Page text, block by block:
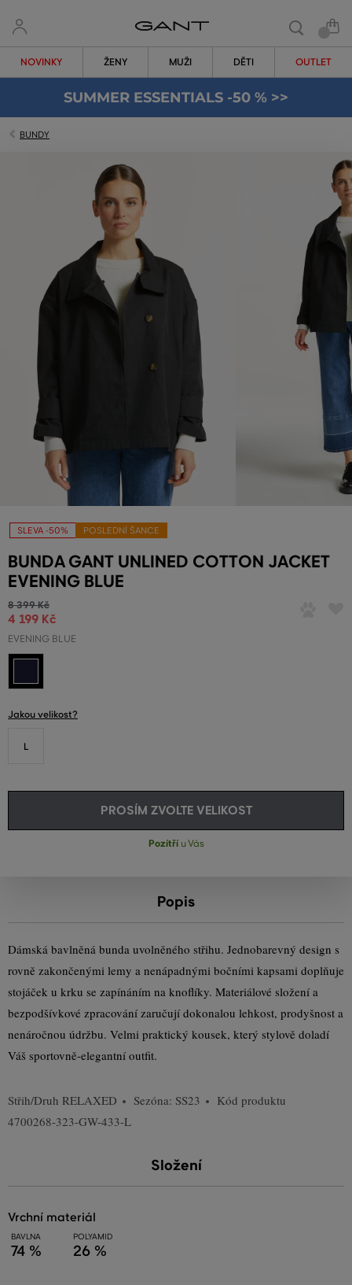
NOVINKY ŽENY MUŽI DĚTI OUTLET
SUMMER ESSENTIALS -50 % >>
BUNDY
SLEVA -50% POSLEDNÍ ŠANCE
BUNDA GANT UNLINED COTTON JACKET
EVENING BLUE
8 399 Kč
4 199 Kč
EVENING BLUE
Jakou velikost?
L
PROSÍM ZVOLTE VELIKOST
Pozítříu Vás
Popis
Dámská bavlněná bunda uvolněného střihu. Jednobarevný design s
rovně zakončenými lemy a nenápadnými bočními kapsami doplňuje
stojáček u krku se zapínáním na knoflíky. Materiálové složení a
bezpodšívkové zpracování zaručují dokonalou lehkost, prodyšnost a
nenáročnou údržbu. Velmi praktický kousek, který stylově doladí
Váš sportovně-elegantní outfit.
Střih/Druh RELAXED Sezóna: SS23
Kód produktu
4700268-323-GW-433-L
Složení
vrchní materiál
BAVLNA
74 %
POLYAMID
26 %